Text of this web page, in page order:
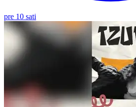
pre 10 sati